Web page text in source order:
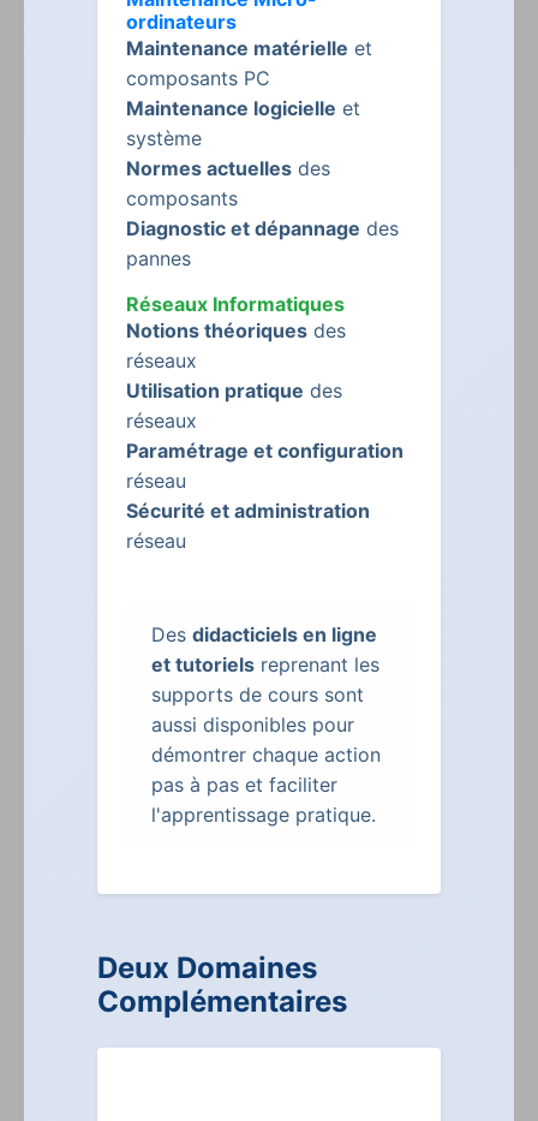
ordinateurs
Maintenance matérielle et
composants PC
Maintenance logicielle et
système
Normes actuelles des
composants
Diagnostic et dépannage des
pannes
Réseaux Informatiques
Notions théoriques des
réseaux
Utilisation pratique des
réseaux
Paramétrage et configuration
réseau
Sécurité et administration
réseau
Des didacticiels en ligne
et tutoriels reprenant les
supports de cours sont
aussi disponibles pour
démontrer chaque action
pas à pas et faciliter
l'apprentissage pratique.
Deux Domaines
Complémentaires